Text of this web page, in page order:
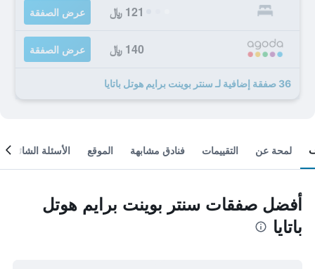
121 ﷼ عرض الصفقة
140 ﷼ عرض الصفقة
36 صفقة إضافية لـ سنتر بوينت برايم هوتل باتايا
لمحة عن التقييمات فنادق مشابهة الموقع الأسئلة الشائعة
أفضل صفقات سنتر بوينت برايم هوتل
باتايا